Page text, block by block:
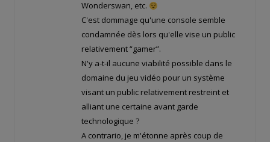
Wonderswan, etc.
C'est dommage qu'une console semble
condamnée dès lors qu'elle vise un public
relativement “gamer”.
N'y a-t-il aucune viabilité possible dans le
domaine du jeu vidéo pour un système
visant un public relativement restreint et
alliant une certaine avant garde
technologique ?
A contrario, je m'étonne après coup de